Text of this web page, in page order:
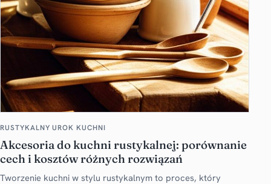
RUSTYKALNY UROK KUCHNI
Akcesoria do kuchni rustykalnej: porównanie
cech i kosztów różnych rozwiązań
Tworzenie kuchni w stylu rustykalnym to proces, który